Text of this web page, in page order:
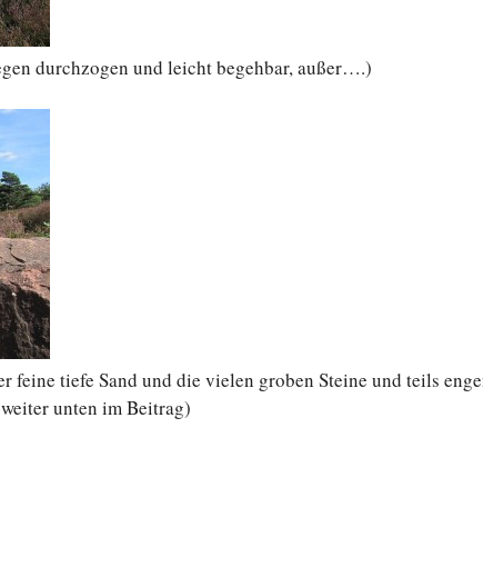
durchzogen und leicht begehbar, außer….)
tiefe Sand und die vielen groben Steine und teils
unten im Beitrag)